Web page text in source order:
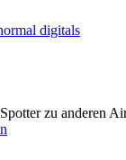
digitals
zu anderen